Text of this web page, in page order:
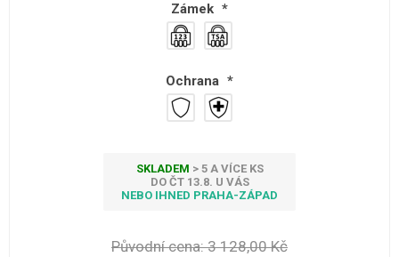
Zámek *
Ochrana *
SKLADEM > 5 A VÍCE KS
DO ČT 13.8. U VÁS
NEBO IHNED PRAHA-ZÁPAD
Původní cena: 3 128,00 Kč